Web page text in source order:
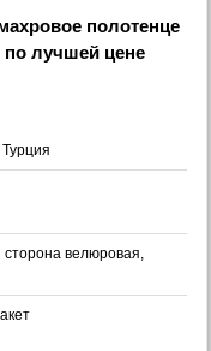
полотенце
по лучшей цене
Турция
велюровая,